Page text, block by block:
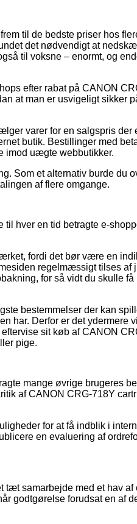
til de bedste priser hos
det nødvendigt at
til voksne – enormt, og
efter rabat på CANON
at man er usvigeligt sikker
varer for en salgspris der
butik. Bestillinger med
imod uægte webbutikker.
Som et alternativ burde du
af flere omgange.
hver en tid betragte e-
fordi det bør være en
regelmæssigt tilses af
for så vidt du skulle
bestemmelser der kan
har. Derfor er det ydermere
sit køb af CANON
pige.
mange øvrige brugeres
af CANON CRG-718Y
for at få indblik i
en evaluering af
samarbejde med et hav af
godtgørelse forudsat en af